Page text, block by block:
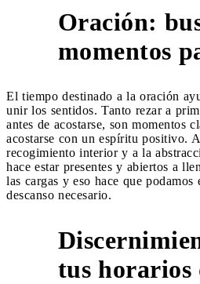
Oración:
momentos
El tiempo destinado a la oración
unir los sentidos. Tanto rezar a
antes de acostarse, son momentos
acostarse con un espíritu positivo.
recogimiento interior y a la
hace estar presentes y abiertos a
las cargas y eso hace que
descanso necesario.
tus horarios